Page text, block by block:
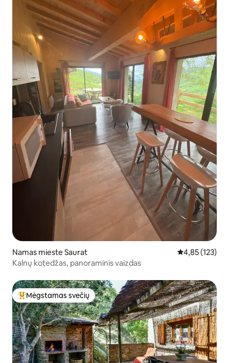
Namas mieste Saurat Vidutinis
4,85 (123)
Kalnų kotedžas, panoraminis vaizdas
Svečių mėgstamiausias
Mėgstamas svečių